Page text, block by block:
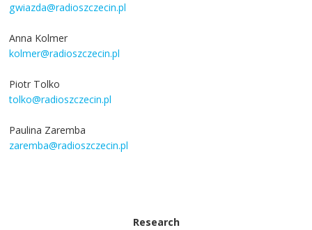
gwiazda@radioszczecin.pl
Anna Kolmer
kolmer@radioszczecin.pl
Piotr Tolko
tolko@radioszczecin.pl
Paulina Zaremba
zaremba@radioszczecin.pl
Research